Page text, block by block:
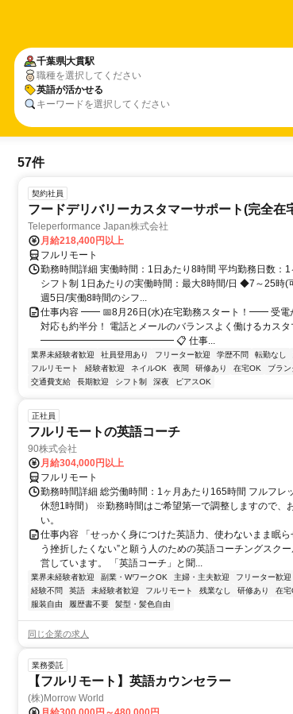
千葉県大貫駅
職種を選択してください
英語が活かせる
キーワードを選択してください
57件
契約社員
フードデリバリーカスタマーサポート(完全在
Teleperformance Japan株式会社
月給218,400円以上
フルリモート
勤務時間詳細 実働時間：1日あたり8時間 平均勤務日数：
シフト制 1日あたりの実働時間：最大8時間/日 ◆7～25時(
週5日/実働8時間のシフ...
仕事内容 ━━ 📅8月26日(水)在宅勤務スタート！━━ 受電
対応も約半分！ 電話とメールのバランスよく働けるカス
━━━━━━━━━━━━━━ 📋 仕事...
業界未経験者歓迎 社員登用あり フリーター歓迎 学歴不問 転勤なし
フルリモート
経験者歓迎 ネイルOK 夜間 研修あり 在宅OK ブラン
交通費支給
長期歓迎 シフト制 深夜 ピアスOK
正社員
フルリモートの英語コーチ
90株式会社
月給304,000円以上
フルリモート
勤務時間詳細 総労働時間：1ヶ月あたり165時間 フルフレ
休憩1時間） ※勤務時間はご希望第一で調整しますので、
い。
仕事内容 「せっかく身につけた英語力、使わないまま眠ら
う挫折したくない”と願う人のための英語コーチングスク
営しています。 「英語コーチ」と聞...
業界未経験者歓迎 副業・WワークOK 主婦・主夫歓迎 フリーター歓迎
経験不問
英語 未経験者歓迎 フルリモート 残業なし 研修あり 在宅
服装自由
履歴書不要 髪型・髪色自由
同じ企業の求人
業務委託
【フルリモート】英語カウンセラー
(株)Morrow World